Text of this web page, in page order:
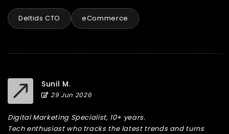
Deltids CTO eCommerce
Sunil M.
29 Jun 2026
Digital Marketing Specialist, 10+ years.
Tech enthusiast who tracks the latest trends and turns